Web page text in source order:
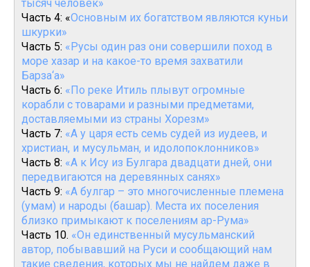
тысяч человек»
Часть 4: «Основным их богатством являются куньи
шкурки»
Часть 5: «Русы один раз они совершили поход в
море хазар и на какое-то время захватили
Барза‘а»
Часть 6: «По реке Итиль плывут огромные
корабли с товарами и разными предметами,
доставляемыми из страны Хорезм»
Часть 7: «А у царя есть семь судей из иудеев, и
христиан, и мусульман, и идолопоклонников»
Часть 8: «А к Ису из Булгара двадцати дней, они
передвигаются на деревянных санях»
Часть 9: «А булгар – это многочисленные племена
(умам) и народы (башар). Места их поселения
близко примыкают к поселениям ар-Рума»
Часть 10. «Он единственный мусульманский
автор, побывавший на Руси и сообщающий нам
такие сведения, которых мы не найдем даже в